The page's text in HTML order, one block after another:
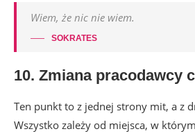
Wiem, że nic nie wiem.
SOKRATES
10. Zmiana pracodawcy
Ten punkt to z jednej strony mit, a z
Wszystko zależy od miejsca, w